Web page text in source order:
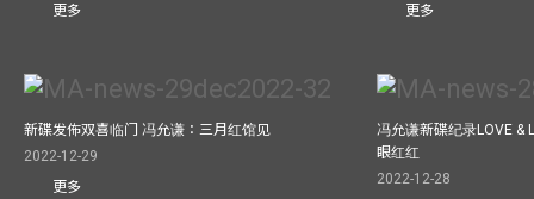
更多
更多
新碟发佈双喜临门 冯允谦：三月红馆见
2022-12-29
更多
冯允谦新碟纪录LOVE &
眼红红
2022-12-28